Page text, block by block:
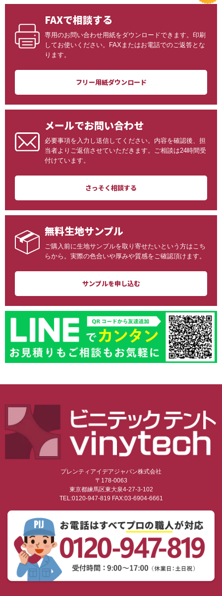
FAXで相談する
専用のお問い合わせ用紙をダウンロードできます。印刷
してお使いください。FAXまたはお電話でのご返答とな
ります。
フリー用紙ダウンロード
メールでお問い合わせ
必要事項を入力し送信してください。内容を確認後、担
当者よりご返信させていただきます。ご相談は24時間受
付けています。
さっそく相談する
無料生地サンプル
ご購入前に生地サンプルを取り寄せたいという方はこち
らから。実際の色合いや厚みや質感をご確認頂けます。
サンプルを申し込む
プレンティアイデアジャパン株式会社
〒178-0063
東京都練馬区東大泉4-27-3-102
TEL:0120-947-819 FAX:03-6904-6661